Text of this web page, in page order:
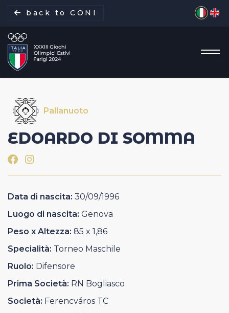
back to CONI
La missione
Italia Team
Discipline
Gare
Casa Italia
News
Media
Pallanuoto
EDOARDO DI SOMMA
Data di nascita: 30/09/1996
Luogo di nascita: Genova
Peso x Altezza: 85 x 1,86
Specialità: Torneo Maschile
Ruolo: Difensore
Prima Società: RN Bogliasco
Società: Ferencváros TC